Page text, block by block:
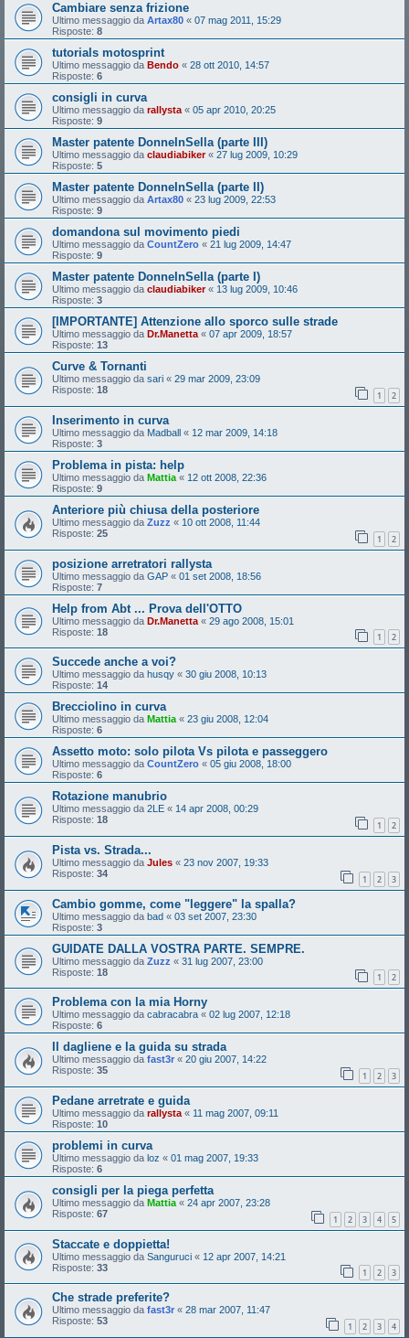
Cambiare senza frizione
Ultimo messaggio da Artax80 « 07 mag 2011, 15:29
Risposte: 8
tutorials motosprint
Ultimo messaggio da Bendo « 28 ott 2010, 14:57
Risposte: 6
consigli in curva
Ultimo messaggio da rallysta« 05 apr 2010, 20:25
Risposte: 9
Master patente DonneInSella (parte III)
Ultimo messaggio da claudiabiker« 27 lug 2009, 10:29
Risposte: 5
Master patente DonneInSella (parte II)
Ultimo messaggio da Artax80 « 23 lug 2009, 22:53
Risposte: 9
domandona sul movimento piedi
Ultimo messaggio da CountZero « 21 lug 2009, 14:47
Risposte: 9
Master patente DonneInSella (parte I)
Ultimo messaggio da claudiabiker« 13 lug 2009, 10:46
Risposte: 3
[IMPORTANTE] Attenzione allo sporco sulle strade
Ultimo messaggio da Dr.Manetta« 07 apr 2009, 18:57
Risposte: 13
Curve & Tornanti
Ultimo messaggio da sari « 29 mar 2009, 23:09
Risposte: 18 1 2
Inserimento in curva
Ultimo messaggio da Madball « 12 mar 2009, 14:18
Risposte: 3
Problema in pista: help
Ultimo messaggio da Mattia « 12 ott 2008, 22:36
Risposte: 9
Anteriore più chiusa della posteriore
Ultimo messaggio da Zuzz « 10 ott 2008, 11:44
Risposte: 25 1 2
posizione arretratori rallysta
Ultimo messaggio da GAP « 01 set 2008, 18:56
Risposte: 7
Help from Abt ... Prova dell'OTTO
Ultimo messaggio da Dr.Manetta « 29 ago 2008, 15:01
Risposte: 18 1 2
Succede anche a voi?
Ultimo messaggio da husqy « 30 giu 2008, 10:13
Risposte: 14
Brecciolino in curva
Ultimo messaggio da Mattia « 23 giu 2008, 12:04
Risposte: 6
Assetto moto: solo pilota Vs pilota e passeggero
Ultimo messaggio da CountZero « 05 giu 2008, 18:00
Risposte: 6
Rotazione manubrio
Ultimo messaggio da 2LE « 14 apr 2008, 00:29
Risposte: 18 1 2
Pista vs. Strada...
Ultimo messaggio da Jules « 23 nov 2007, 19:33
Risposte: 34 1 2 3
Cambio gomme, come "leggere" la spalla?
Ultimo messaggio da bad « 03 set 2007, 23:30
Risposte: 3
GUIDATE DALLA VOSTRA PARTE. SEMPRE.
Ultimo messaggio da Zuzz « 31 lug 2007, 23:00
Risposte: 18 1 2
Problema con la mia Horny
Ultimo messaggio da cabracabra « 02 lug 2007, 12:18
Risposte: 6
Il dagliene e la guida su strada
Ultimo messaggio da fast3r « 20 giu 2007, 14:22
Risposte: 35 1 2 3
Pedane arretrate e guida
Ultimo messaggio da rallysta « 11 mag 2007, 09:11
Risposte: 10
problemi in curva
Ultimo messaggio da loz « 01 mag 2007, 19:33
Risposte: 6
consigli per la piega perfetta
Ultimo messaggio da Mattia « 24 apr 2007, 23:28
Risposte: 67 1 2 3 4 5
Staccate e doppietta!
Ultimo messaggio da Sanguruci « 12 apr 2007, 14:21
Risposte: 33 1 2 3
Che strade preferite?
Ultimo messaggio da fast3r « 28 mar 2007, 11:47
Risposte: 53 1 2 3 4